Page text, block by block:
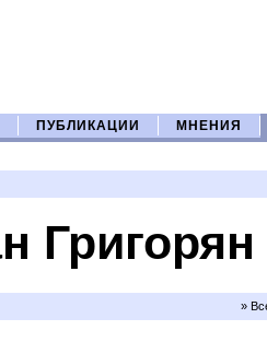
ПУБЛИКАЦИИ МНЕНИЯ
Григорян
»